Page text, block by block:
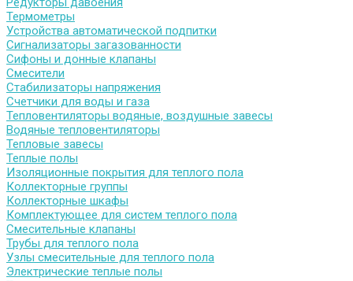
Термометры
Устройства автоматической подпитки
Сигнализаторы загазованности
Сифоны и донные клапаны
Смесители
Стабилизаторы напряжения
Счетчики для воды и газа
Тепловентиляторы водяные, воздушные завесы
Водяные тепловентиляторы
Тепловые завесы
Теплые полы
Изоляционные покрытия для теплого пола
Коллекторные группы
Коллекторные шкафы
Комплектующее для систем теплого пола
Смесительные клапаны
Трубы для теплого пола
Узлы смесительные для теплого пола
Электрические теплые полы